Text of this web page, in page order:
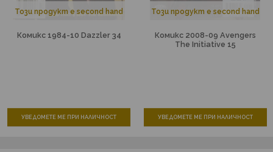
Този продукт е second hand
Комикс 1984-10 Dazzler 34
УВЕДОМЕТЕ МЕ ПРИ НАЛИЧНОСТ
Този продукт е second hand
Комикс 2008-09 Avengers
The Initiative 15
УВЕДОМЕТЕ МЕ ПРИ НАЛИЧНОСТ